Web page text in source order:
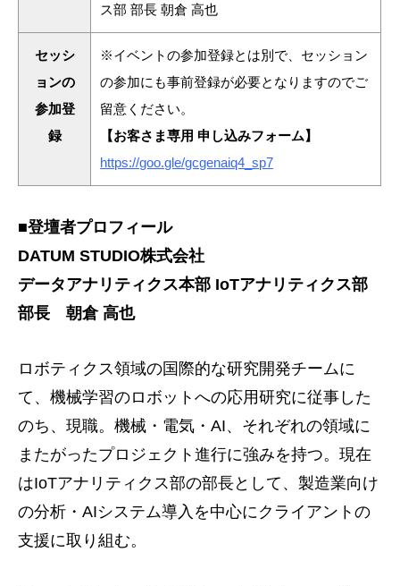
ス部 部長 朝倉 高也
セッシ
ョンの
参加登
録
※イベントの参加登録とは別で、セッション
の参加にも事前登録が必要となりますのでご
留意ください。
【お客さま専用 申し込みフォーム】
https://goo.gle/gcgenaiq4_sp7
■登壇者プロフィール
DATUM STUDIO株式会社
データアナリティクス本部 IoTアナリティクス部
部長 朝倉 高也
ロボティクス領域の国際的な研究開発チームに
て、機械学習のロボットへの応用研究に従事した
のち、現職。機械・電気・AI、それぞれの領域に
またがったプロジェクト進行に強みを持つ。現在
はIoTアナリティクス部の部長として、製造業向け
の分析・AIシステム導入を中心にクライアントの
支援に取り組む。